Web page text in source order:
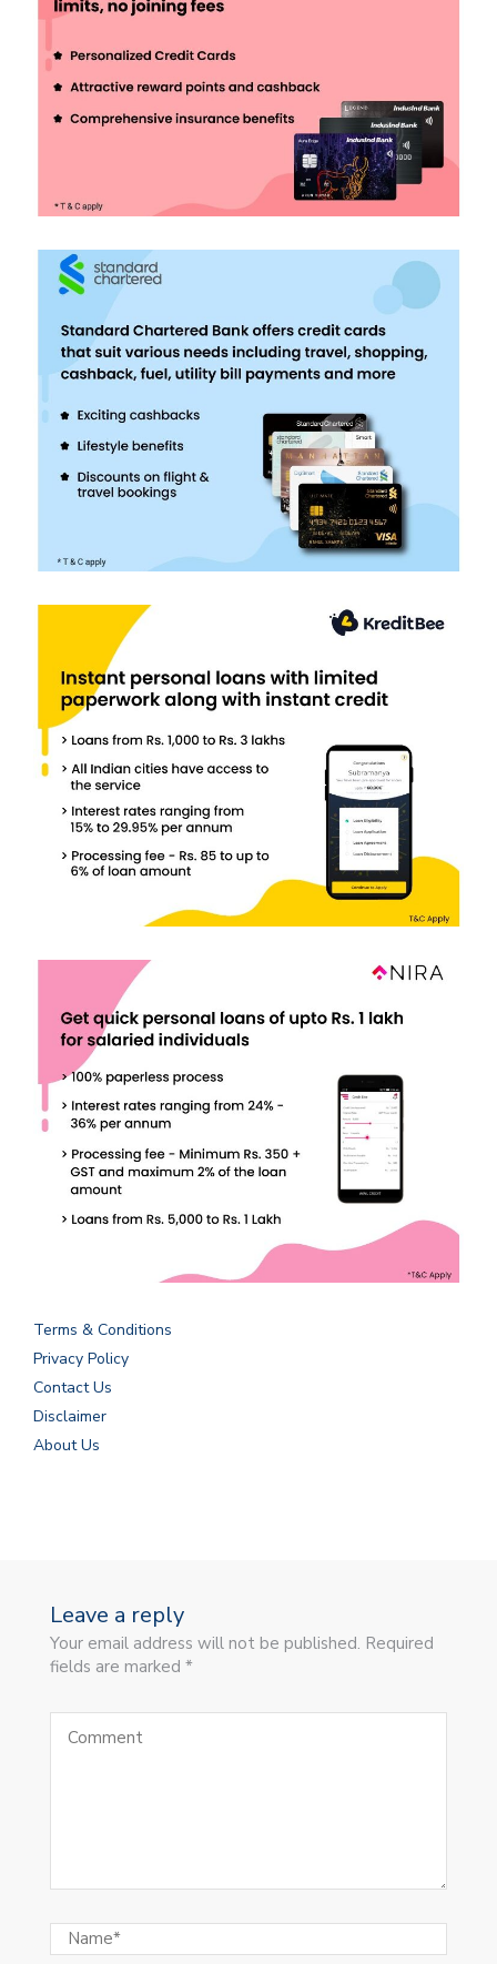
Terms & Conditions
Privacy Policy
Contact Us
Disclaimer
About Us
Leave a reply
Your email address will not be published. Required
fields are marked *